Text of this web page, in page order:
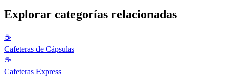
Explorar categorías relacionadas
☕
Cafeteras de Cápsulas
☕
Cafeteras Express